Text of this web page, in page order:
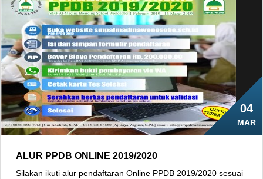
04
MAR
ALUR PPDB ONLINE 2019/2020
Silakan ikuti alur pendaftaran Online PPDB 2019/2020 sesuai